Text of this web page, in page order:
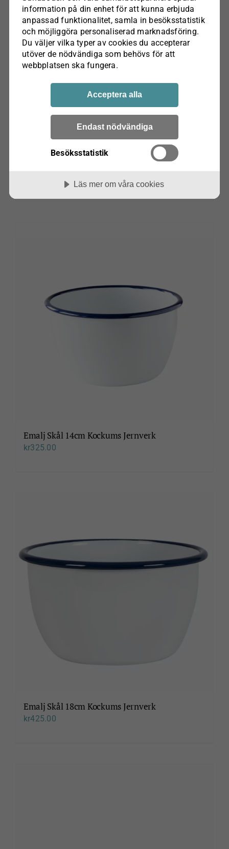
Emalj Skål 10cm Kockums Jernverk
Emalj Skål 14cm Kockums Jernverk
kr325.00
Emalj Skål 18cm Kockums Jernverk
kr425.00
information på din enhet för att kunna erbjuda
anpassad funktionalitet, samla in besöks­statistik
och möjliggöra personaliserad marknads­föring.
Du väljer vilka typer av cookies du accepterar
utöver de nödvändiga som behövs för att
webbplatsen ska fungera.
Acceptera alla
Endast nödvändiga
Besöksstatistik
Läs mer om våra cookies